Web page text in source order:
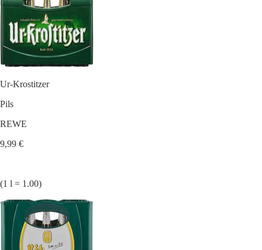
Ur-Krostitzer
Pils
REWE
9,99 €
(1 l = 1.00)